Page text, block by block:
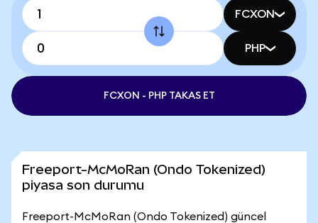
FCXON
PHP
FCXON - PHP TAKAS ET
Freeport-McMoRan (Ondo Tokenized)
piyasa son durumu
Freeport-McMoRan (Ondo Tokenized) güncel